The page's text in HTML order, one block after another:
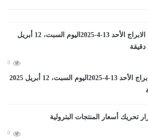
0
حظك اليوم.. توقعات الابراج الأحد 13-4-2025اليوم السبت، 12 أبريل 2025
0